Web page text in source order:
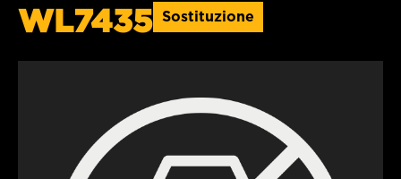
WL7435 Sostituzione